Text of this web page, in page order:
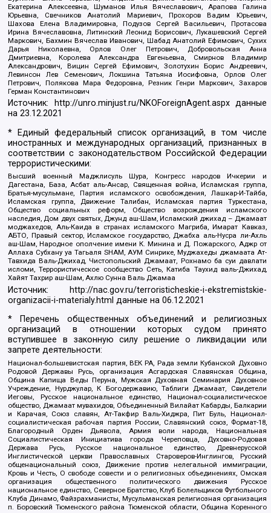
Екатерина Алексеевна, Шуманов Илья Вячеславович, Арапова Галина
Юрьевна, Свечников Анатолий Мариевич, Прохоров Вадим Юрьевич,
Шахова Елена Владимировна, Подузов Сергей Васильевич, Протасова
Ирина Вячеславовна, Литинский Леонид Борисович, Лукашевский Сергей
Маркович, Бахмин Вячеслав Иванович, Шабад Анатолий Ефимович, Сухих
Дарья Николаевна, Орлов Олег Петрович, Добровольская Анна
Дмитриевна, Королева Александра Евгеньевна, Смирнов Владимир
Александрович, Вицин Сергей Ефимович, Золотухин Борис Андреевич,
Левинсон Лев Семенович, Локшина Татьяна Иосифовна, Орлов Олег
Петрович, Полякова Мара Федоровна, Резник Генри Маркович, Захаров
Герман Константинович
Источник: http://unro.minjust.ru/NKOForeignAgent.aspxданные
на23.12.2021
* Единый федеральный список организаций, в том числе
иностранных и международных организаций, признанных в
соответствии с законодательством Российской Федерации
террористическими:
Высший военный Маджлисуль Шура, Конгресс народов Ичкерии и
Дагестана, База, Асбат аль-Ансар, Священная война, Исламская группа,
Братья-мусульмане, Партия исламского освобождения, Лашкар-И-Тайба,
Исламская группа, Движение Талибан, Исламская партия Туркестана,
Общество социальных реформ, Общество возрождения исламского
наследия, Дом двух святых, Джунд аш-Шам, Исламский джихад – Джамаат
моджахедов, Аль-Каида в странах исламского Магриба, Имарат Кавказ,
АБТО, Правый сектор, Исламское государство, Джабха аль-Нусра ли-Ахль
аш-Шам, Народное ополчение имени К. Минина и Д. Пожарского, Аджр от
Аллаха Субхану уа Тагьаля SHAM, АУМ Синрике, Муджахеды джамаата Ат-
Тавхида Валь-Джихад, Чистопольский Джамаат, Рохнамо ба суи давлати
исломи, Террористическое сообщество Сеть, Катиба Таухид валь-Джихад,
Хайят Тахрир аш-Шам, Ахлю Сунна Валь Джамаа
Источник:
http://nac.gov.ru/terroristicheskie-i-ekstremistskie-
organizacii-i-materialy.html данные на06.12.2021
* Перечень общественных объединений и религиозных
организаций в отношении которых судом принято
вступившее в законную силу решение о ликвидации или
запрете деятельности:
Национал-большевистская партия, ВЕК РА, Рада земли Кубанской Духовно
Родовой Державы Русь, организация Асгардская Славянская Община,
Община Капища Веды Перуна, Мужская Духовная Семинария Духовное
Учреждение, Нурджулар, К Богодержавию, Таблиги Джамаат, Свидетели
Иеговы, Русское национальное единство, Национал-социалистическое
общество, Джамаат мувахидов, Объединенный Вилайат Кабарды, Балкарии
и Карачая, Союз славян, Ат-Такфир Валь-Хиджра, Пит Буль, Национал-
социалистическая рабочая партия России, Славянский союз, Формат-18,
Благородный Орден Дьявола, Армия воли народа, Национальная
Социалистическая Инициатива города Череповца, Духовно-Родовая
Держава Русь, Русское национальное единство, Древнерусской
Инглистической церкви Православных Староверов-Инглингов, Русский
общенациональный союз, Движение против нелегальной иммиграции,
Кровь и Честь, О свободе совести и о религиозных объединениях, Омская
организация общественного политического движения Русское
национальное единство, Северное Братство, Клуб Болельщиков Футбольного
Клуба Динамо, Файзрахманисты, Мусульманская религиозная организация
п. Боровский Тюменского района Тюменской области, Община Коренного